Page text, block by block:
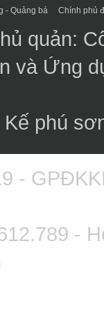
- Quảng bá Chính phủ
quản:
và Ứng
phú
-
-